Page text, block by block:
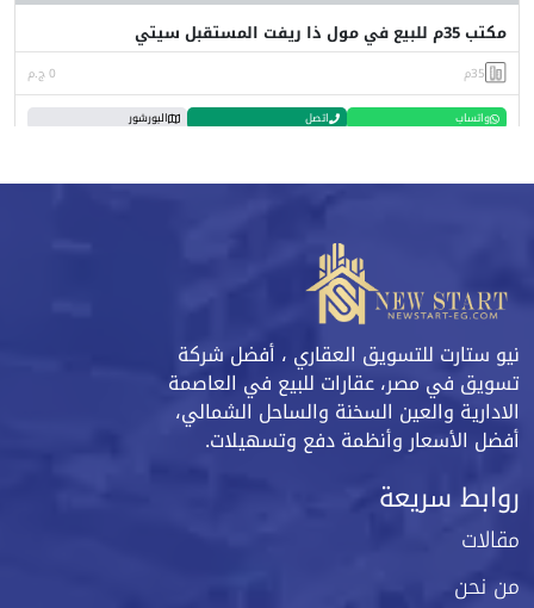
مكتب 35م للبيع في مول ذا ريفت المستقبل سيتي
35م 0 ج.م
واتساب اتصل البورشور
نيو ستارت للتسويق العقاري ، أفضل شركة
تسويق في مصر، عقارات للبيع في العاصمة
الادارية والعين السخنة والساحل الشمالي،
أفضل الأسعار وأنظمة دفع وتسهيلات.
روابط سريعة
مقالات
من نحن